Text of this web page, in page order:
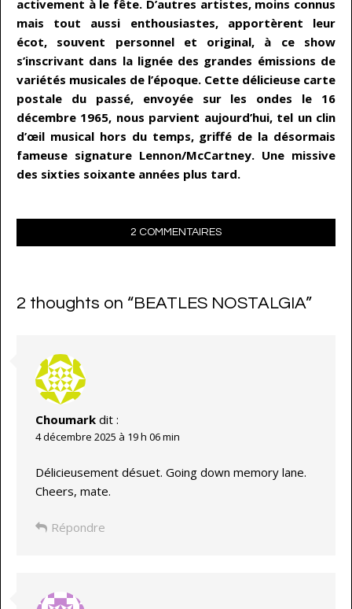
activement à le fête. D’autres artistes, moins connus
mais tout aussi enthousiastes, apportèrent leur
écot, souvent personnel et original, à ce show
s’inscrivant dans la lignée des grandes émissions de
variétés musicales de l’époque. Cette délicieuse carte
postale du passé, envoyée sur les ondes le 16
décembre 1965, nous parvient aujourd’hui, tel un clin
d’œil musical hors du temps, griffé de la désormais
fameuse signature Lennon/McCartney. Une missive
des sixties soixante années plus tard.
2 COMMENTAIRES
2 thoughts on “BEATLES NOSTALGIA”
Choumark dit :
4 décembre 2025 à 19 h 06 min
Délicieusement désuet. Going down memory lane.
Cheers, mate.
Répondre